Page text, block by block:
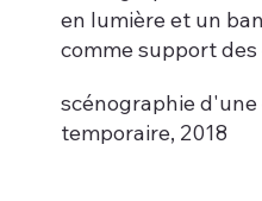
en lumière et un
comme support
scénographie
temporaire, 2018